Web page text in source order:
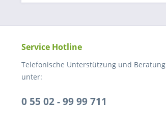
Service Hotline
Telefonische Unterstützung und Beratung
unter:
0 55 02 - 99 99 711